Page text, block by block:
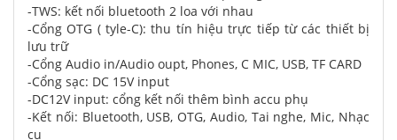
-TWS: kết nối bluetooth 2 loa với nhau
-Cổng OTG ( tyle-C): thu tín hiệu trực tiếp từ các thiết bị
lưu trữ
-Cổng Audio in/Audio oupt, Phones, C MIC, USB, TF CARD
-Cổng sạc: DC 15V input
-DC12V input: cổng kết nối thêm bình accu phụ
-Kết nối: Bluetooth, USB, OTG, Audio, Tai nghe, Mic, Nhạc
cụ